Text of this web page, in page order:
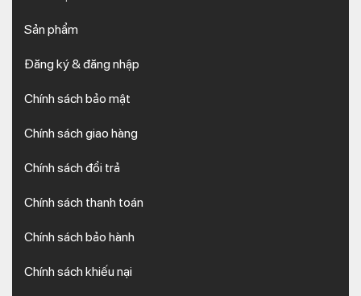
Sản phẩm
Đăng ký & đăng nhập
Chính sách bảo mật
Chính sách giao hàng
Chính sách đổi trả
Chính sách thanh toán
Chính sách bảo hành
Chính sách khiếu nại